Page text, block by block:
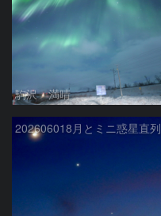
駒沢 満晴
202606018月とミニ惑星直列